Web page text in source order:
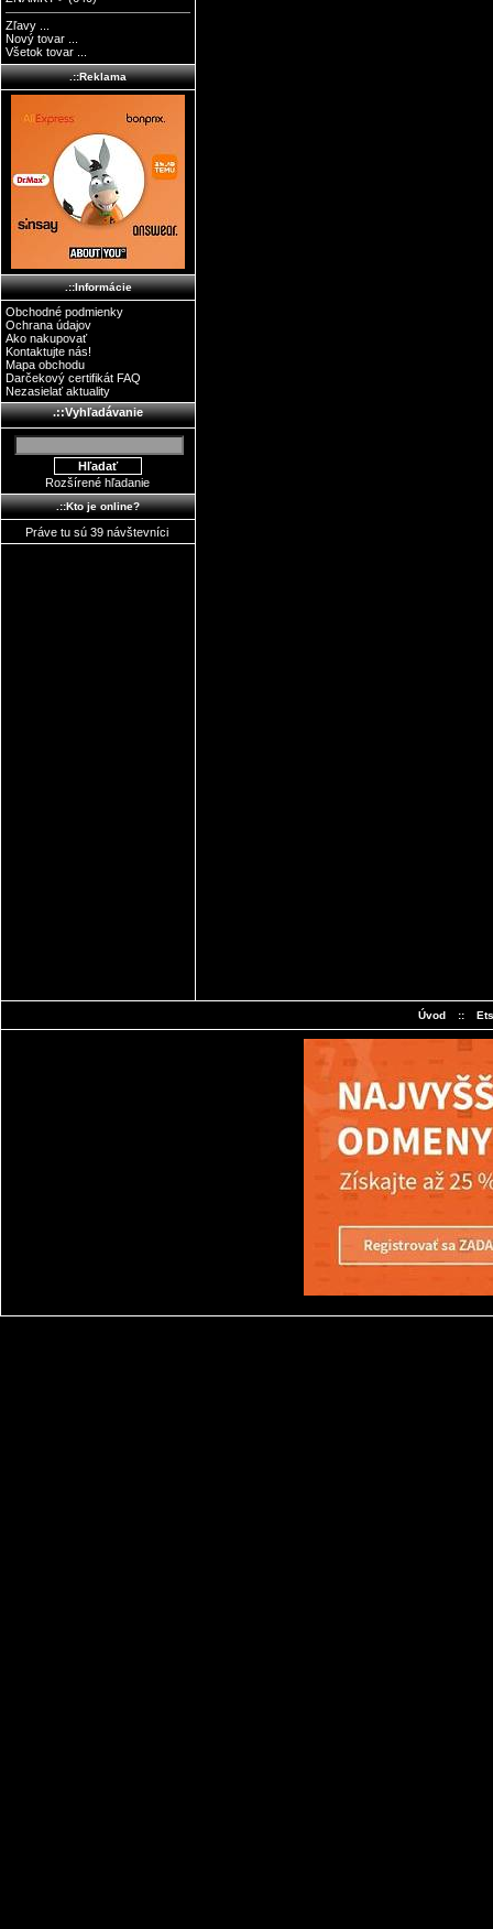
Zľavy ...
Nový tovar ...
Všetok tovar ...
.::Reklama
.::Informácie
Obchodné podmienky
Ochrana údajov
Ako nakupovať
Kontaktujte nás!
Mapa obchodu
Darčekový certifikát FAQ
Nezasielať aktuality
.::Vyhľadávanie
Rozšírené hľadanie
.::Kto je online?
Práve tu sú 39 návštevníci
Úvod ::